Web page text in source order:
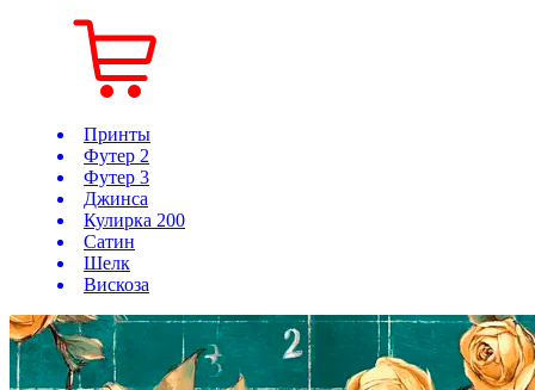
Принты
Футер 2
Футер 3
Джинса
Кулирка 200
Сатин
Шелк
Вискоза